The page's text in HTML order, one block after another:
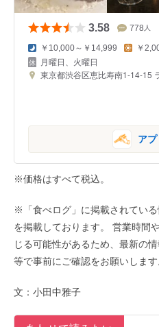
3.58 778 人
￥10,000～￥14,999 ￥
月曜日、火曜日
東京都渋谷区恵比寿南1-14-15
アプ
※価格はすべて税込。
※「食べログ」に掲載されてい
を掲載しております。 営業時間
じる可能性があるため、最新の
等で事前にご確認をお願いします
文：小田中雅子